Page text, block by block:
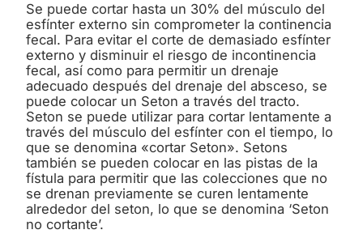
Se puede cortar hasta un 30% del músculo del
esfínter externo sin comprometer la continencia
fecal. Para evitar el corte de demasiado esfínter
externo y disminuir el riesgo de incontinencia
fecal, así como para permitir un drenaje
adecuado después del drenaje del absceso, se
puede colocar un Seton a través del tracto.
Seton se puede utilizar para cortar lentamente a
través del músculo del esfínter con el tiempo, lo
que se denomina «cortar Seton». Setons
también se pueden colocar en las pistas de la
fístula para permitir que las colecciones que no
se drenan previamente se curen lentamente
alrededor del seton, lo que se denomina ‘Seton
no cortante’.